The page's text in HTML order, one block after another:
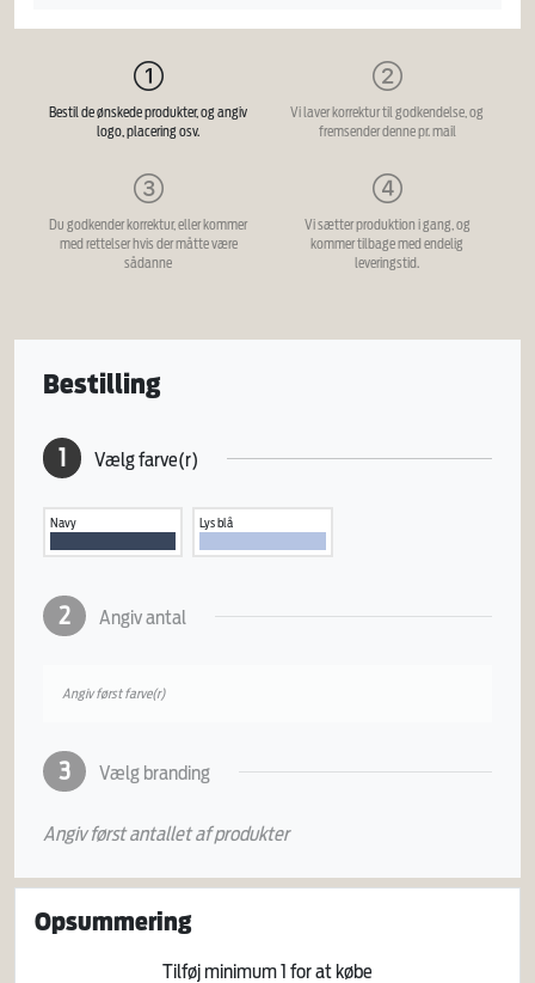
Bestil de ønskede produkter, og angiv
logo, placering osv.
Vi laver korrektur til godkendelse, og
fremsender denne pr. mail
Du godkender korrektur, eller kommer
med rettelser hvis der måtte være
sådanne
Vi sætter produktion i gang, og
kommer tilbage med endelig
leveringstid.
Bestilling
1 Vælg farve(r)
Navy Lys blå
2 Angiv antal
Angiv først farve(r)
3 Vælg branding
Angiv først antallet af produkter
Opsummering
Tilføj minimum1 for at købe